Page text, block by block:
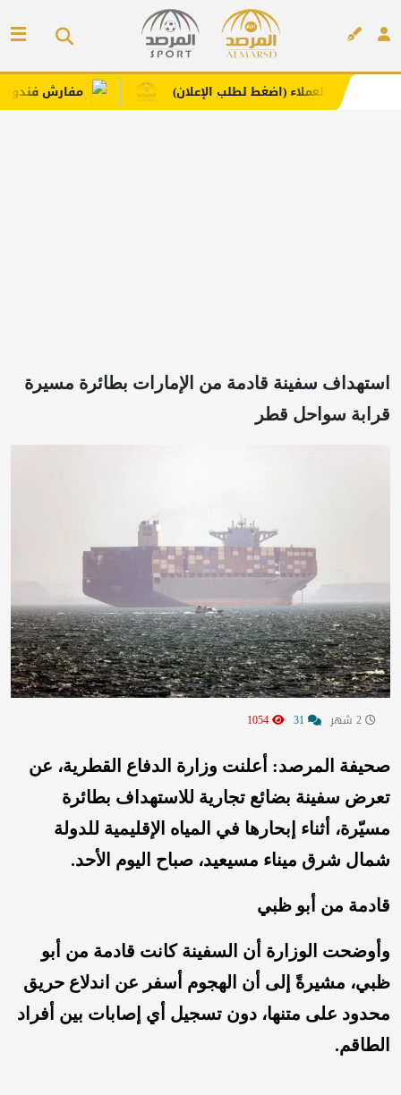
مفارش فندورا بخامات (اضغط لطلب الإعلان)
استهداف سفينة قادمة من الإمارات بطائرة مسيرة
قرابة سواحل قطر
صحيفة المرصد: أعلنت وزارة الدفاع القطرية، عن
تعرض سفينة بضائع تجارية للاستهداف بطائرة
مسيّرة، أثناء إبحارها في المياه الإقليمية للدولة
شمال شرق ميناء مسيعيد، صباح اليوم الأحد.
قادمة من أبو ظبي
وأوضحت الوزارة أن السفينة كانت قادمة من أبو
ظبي، مشيرةً إلى أن الهجوم أسفر عن اندلاع حريق
محدود على متنها، دون تسجيل أي إصابات بين أفراد
الطاقم.